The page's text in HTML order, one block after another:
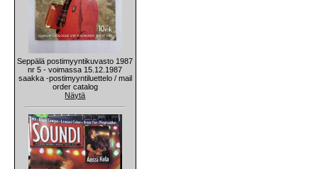
Seppälä postimyyntikuvasto 1987
nr 5 - voimassa 15.12.1987
saakka -postimyyntiluettelo / mail
order catalog
Näytä